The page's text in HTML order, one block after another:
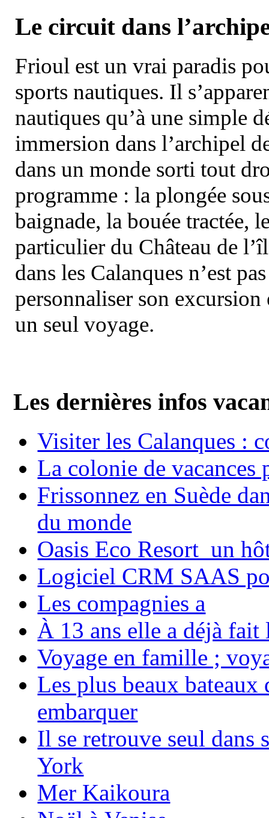
Le circuit dans
Frioul est un vrai paradis
sports nautiques. Il
nautiques qu’à une simple
immersion dans l’archipel
dans un monde sorti tout
programme : la plongée
baignade, la bouée tractée,
particulier du Château de
dans les Calanques n’est
personnaliser son
un seul voyage.
Les dernières infos
Visiter les Calanques :
La colonie de vacances
Frissonnez en Suède
du monde
Oasis Eco Resort un
Logiciel CRM SAAS
Les compagnies a
À 13 ans elle a déjà
Voyage en famille ;
Les plus beaux bateaux
embarquer
Il se retrouve seul dans
York
Mer Kaikoura